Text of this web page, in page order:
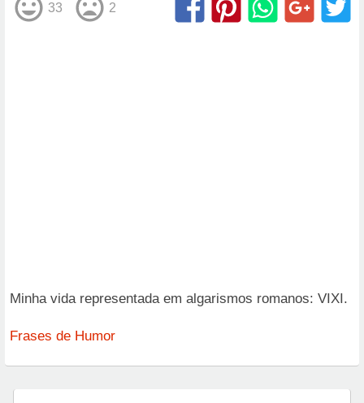
33 2
Minha vida representada em algarismos romanos: VIXI.
Frases de Humor